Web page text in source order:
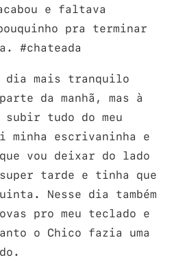
e faltava
pra terminar
#chateada
dia mais tranquilo
da manhã, mas à
tudo do meu
escrivaninha e
vou deixar do lado
tarde e tinha que
Nesse dia também
pro meu teclado e
o Chico fazia uma